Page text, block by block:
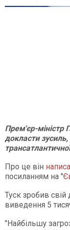
Прем'єр-міністр
докласти
Про це він
посиланням на "
Туск зробив
виведення 5
"Найбільшу